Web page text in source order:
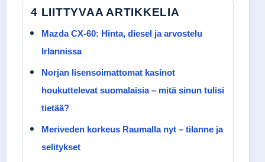
4 LIITTYVAA ARTIKKELIA
Mazda CX-60: Hinta, diesel ja arvostelu
Irlannissa
Norjan lisensoimattomat kasinot
houkuttelevat suomalaisia – mitä sinun tulisi
tietää?
Meriveden korkeus Raumalla nyt – tilanne ja
selitykset